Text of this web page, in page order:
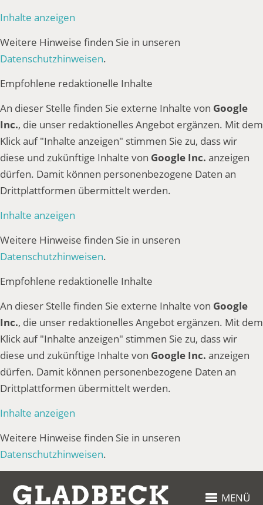
Inhalte anzeigen
Weitere Hinweise finden Sie in unseren
Datenschutzhinweisen.
Empfohlene redaktionelle Inhalte
An dieser Stelle finden Sie externe Inhalte von Google
Inc., die unser redaktionelles Angebot ergänzen. Mit dem
Klick auf "Inhalte anzeigen" stimmen Sie zu, dass wir
diese und zukünftige Inhalte von Google Inc. anzeigen
dürfen. Damit können personenbezogene Daten an
Drittplattformen übermittelt werden.
Inhalte anzeigen
Weitere Hinweise finden Sie in unseren
Datenschutzhinweisen.
Empfohlene redaktionelle Inhalte
An dieser Stelle finden Sie externe Inhalte von Google
Inc., die unser redaktionelles Angebot ergänzen. Mit dem
Klick auf "Inhalte anzeigen" stimmen Sie zu, dass wir
diese und zukünftige Inhalte von Google Inc. anzeigen
dürfen. Damit können personenbezogene Daten an
Drittplattformen übermittelt werden.
Inhalte anzeigen
Weitere Hinweise finden Sie in unseren
Datenschutzhinweisen.
MENÜ